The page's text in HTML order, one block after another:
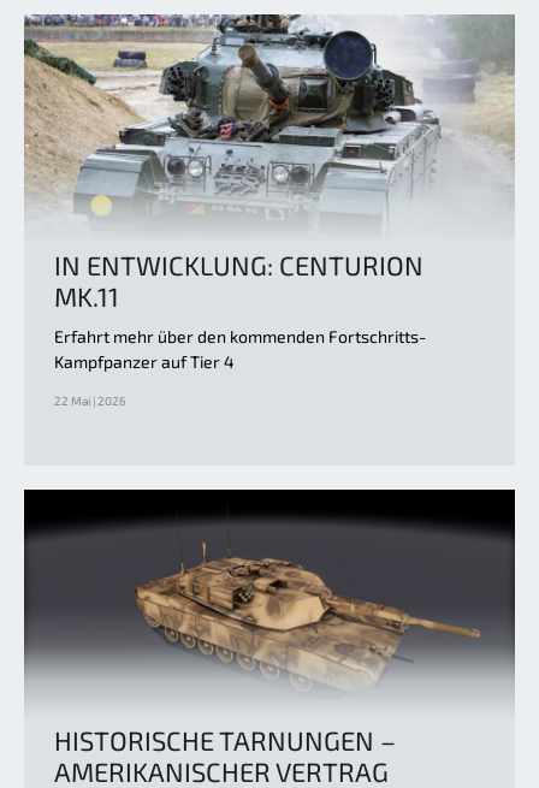
IN ENTWICKLUNG: CENTURION
MK.11
Erfahrt mehr über den kommenden Fortschritts-
Kampfpanzer auf Tier 4
22 Mai | 2026
HISTORISCHE TARNUNGEN –
AMERIKANISCHER VERTRAG